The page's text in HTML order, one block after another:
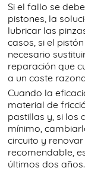
Si el fallo se
pistones, la
lubricar las
casos, si el
necesario
reparación que
a un coste
Cuando la
material de
pastillas y, si los
mínimo,
circuito y
recomendable,
últimos dos años.